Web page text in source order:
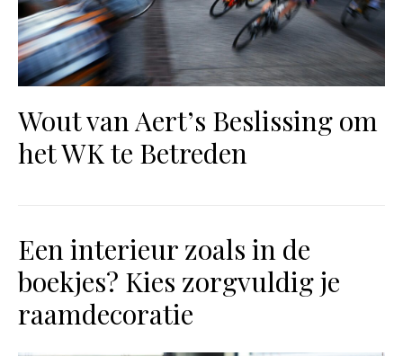
Wout van Aert’s Beslissing om
het WK te Betreden
Een interieur zoals in de
boekjes? Kies zorgvuldig je
raamdecoratie